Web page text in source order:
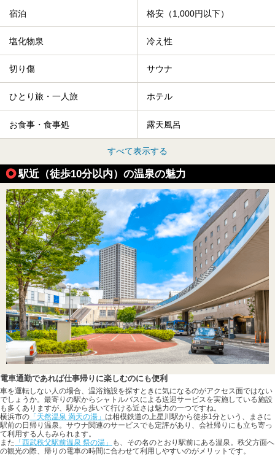
宿泊 格安（1,000円以下）
塩化物泉 冷え性
切り傷 サウナ
ひとり旅・一人旅 ホテル
お食事・食事処 露天風呂
すべて表示する
駅近（徒歩10分以内）の温泉の魅力
電車通勤であれば仕事帰りに楽しむのにも便利
車を運転しない人の場合、温浴施設を探すときに気になるのがアクセス面ではない
でしょうか。最寄りの駅からシャトルバスによる送迎サービスを実施している施設
も多くありますが、駅から歩いて行ける近さは魅力の一つですね。
横浜市の 「天然温泉 満天の湯」 は相模鉄道の上星川駅から徒歩1分という、まさに
駅前の日帰り温泉。サウナ関連のサービスでも定評があり、会社帰りにも立ち寄っ
て利用する人もみられます。
また 「西武秩父駅前温泉 祭の湯」
も、その名のとおり駅前にある温泉。秩父方面へ
の観光の際、帰りの電車の時間に合わせて利用しやすいのがメリットです。